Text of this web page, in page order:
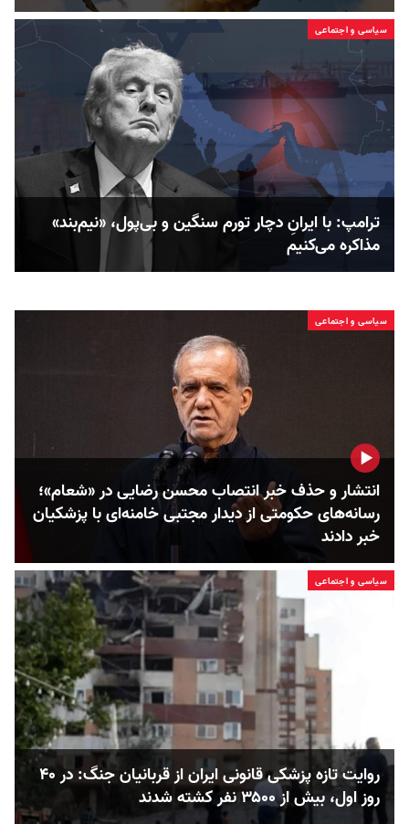
سیاسی و اجتماعی
ترامپ: با ایرانِ دچار تورم سنگین و بی‌پول، «نیم‌بند»
مذاکره می‌کنیم
سیاسی و اجتماعی
انتشار و حذف خبر انتصاب محسن رضایی در «شعام»؛
رسانه‌های حکومتی از دیدار مجتبی خامنه‌ای با پزشکیان
خبر دادند
سیاسی و اجتماعی
روایت تازه پزشکی قانونی ایران از قربانیان جنگ: در ۴۰
روز اول، بیش از ۳۵۰۰ نفر کشته شدند